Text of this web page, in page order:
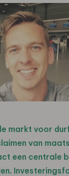
markt voor
van
een centrale